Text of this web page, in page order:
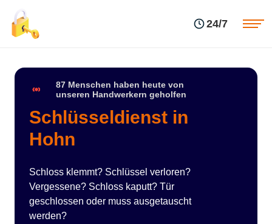
24/7
87 Menschen haben heute von
unseren Handwerkern geholfen
Schlüsseldienst in
Hohn
Schloss klemmt? Schlüssel verloren?
Vergessene? Schloss kaputt? Tür
geschlossen oder muss ausgetauscht
werden?